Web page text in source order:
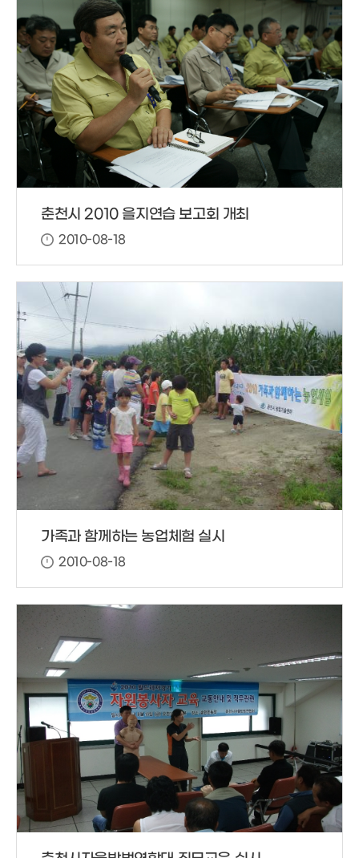
춘천시 2010 을지연습 보고회 개최
2010-08-18
가족과 함께하는 농업체험 실시
2010-08-18